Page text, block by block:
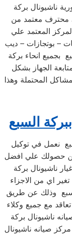
ناشيونال بركة
محترف معتمد من
المعتمد علي
– بوتجازات – ديب
بجميع انحاء بركة
الجهاز بشكل
المحتملة وهذا
السبع
نعمل في توكيل
من حصولك علي افضل
ناشيونال بركة
تغير اي من الاجزاء
وذلك عن طريق
مع جميع وكلاء
ناشيونال بركة
صيانه ناشيونال